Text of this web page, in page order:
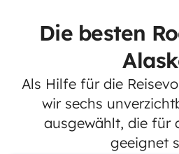
Die besten
Als Hilfe für die
wir sechs
ausgewählt, die für
geeignet